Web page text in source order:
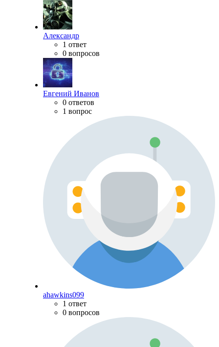
Александр
1 ответ
0 вопросов
Евгений Иванов
0 ответов
1 вопрос
ahawkins099
1 ответ
0 вопросов